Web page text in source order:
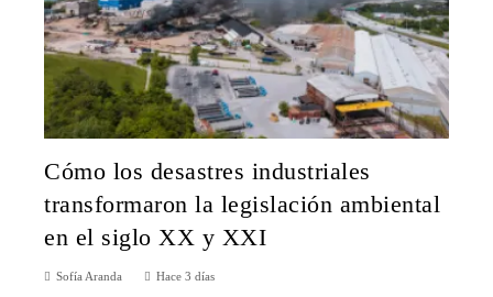
Cómo los desastres industriales
transformaron la legislación ambiental
en el siglo XX y XXI
Sofía Aranda Hace 3 días